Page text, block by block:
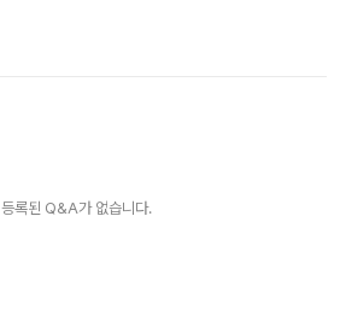
등록된 Q&A가 없습니다.